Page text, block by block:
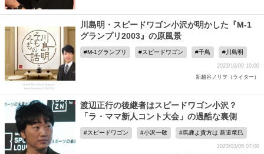
川島明・スピードワゴン小沢が明かした『M-1
グランプリ2003』の原風景
M-1グランプリ スピードワゴン 千鳥 川島明
2023/10/09 10:00
新越谷ノリヲ（ライター）
渡辺正行の後継者はスピードワゴン小沢？
「ラ・ママ新人コント大会」の過酷な裏側
スピードワゴン 小沢一敬 馬鹿よ貴方は 新道竜巳
2023/03/05 07:00